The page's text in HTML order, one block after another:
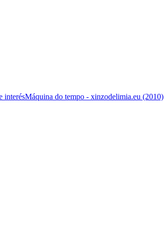
interésMáquina do tempo - xinzodelimia.eu (2010)